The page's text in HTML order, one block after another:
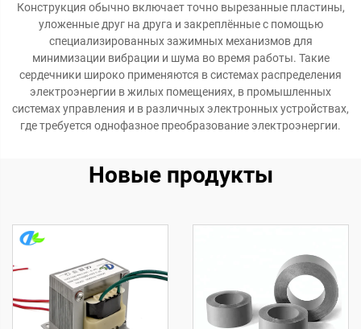
Конструкция обычно включает точно вырезанные пластины,
уложенные друг на друга и закреплённые с помощью
специализированных зажимных механизмов для
минимизации вибрации и шума во время работы. Такие
сердечники широко применяются в системах распределения
электроэнергии в жилых помещениях, в промышленных
системах управления и в различных электронных устройствах,
где требуется однофазное преобразование электроэнергии.
Новые продукты